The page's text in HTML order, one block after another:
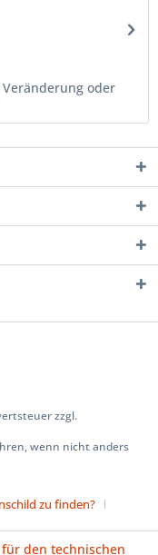
oder
zzgl.
wenn nicht anders
zu finden?
den technischen